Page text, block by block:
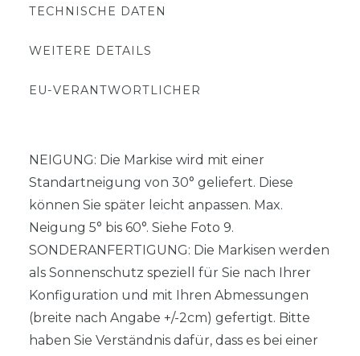
TECHNISCHE DATEN
WEITERE DETAILS
EU-VERANTWORTLICHER
NEIGUNG: Die Markise wird mit einer
Standartneigung von 30° geliefert. Diese
können Sie später leicht anpassen. Max.
Neigung 5° bis 60°. Siehe Foto 9.
SONDERANFERTIGUNG: Die Markisen werden
als Sonnenschutz speziell für Sie nach Ihrer
Konfiguration und mit Ihren Abmessungen
(breite nach Angabe +/-2cm) gefertigt. Bitte
haben Sie Verständnis dafür, dass es bei einer